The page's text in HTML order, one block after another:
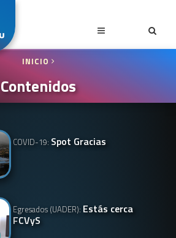
INICIO
Contenidos
COVID-19: Spot Gracias
Egresados (UADER): Estás cerca
FCVyS